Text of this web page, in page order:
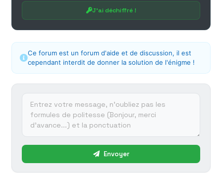
J'ai déchiffré !
Ce forum est un forum d'aide et de discussion, il est
cependant interdit de donner la solution de l'énigme !
Envoyer